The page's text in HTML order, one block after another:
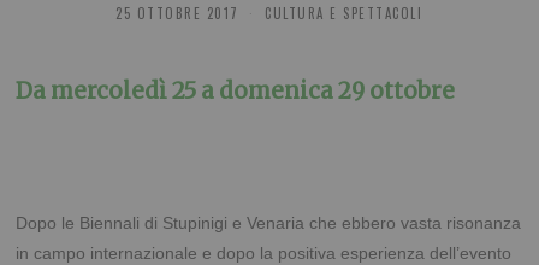
25 OTTOBRE 2017 CULTURA E SPETTACOLI
Da mercoledì 25 a domenica 29 ottobre
Dopo le Biennali di Stupinigi e Venaria che ebbero vasta risonanza
in campo internazionale e dopo la positiva esperienza dell’evento